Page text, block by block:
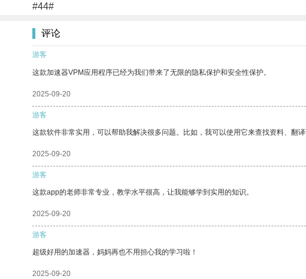
#44#
评论
游客
这款加速器VPM应用程序已经为我们带来了无限的隐私保护和安全性保护。
2025-09-20
游客
这款软件非常实用，可以帮助我解决很多问题。比如，我可以使用它来查找资料、翻译
2025-09-20
游客
这款app的老师非常专业，教学水平很高，让我能够学到实用的知识。
2025-09-20
游客
超级好用的加速器，妈妈再也不用担心我的学习啦！
2025-09-20